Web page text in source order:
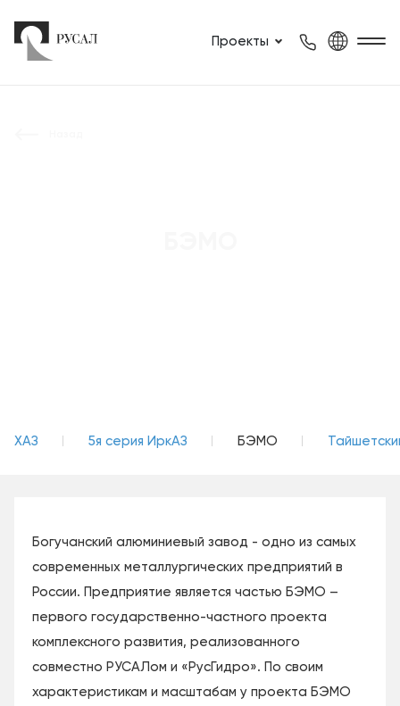
Проекты
ХАЗ 5я серия ИркАЗ БЭМО
Богучанский алюминиевый завод - одно из самых
современных металлургических предприятий в
России. Предприятие является частью БЭМО –
первого государственно-частного проекта
комплексного развития, реализованного
совместно РУСАЛом и «РусГидро». По своим
характеристикам и масштабам у проекта БЭМО